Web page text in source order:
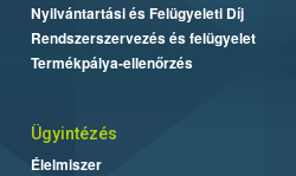
Nyilvántartási és Felügyeleti Díj
Rendszerszervezés és felügyelet
Termékpálya-ellenőrzés
Ügyintézés
Élelmiszer